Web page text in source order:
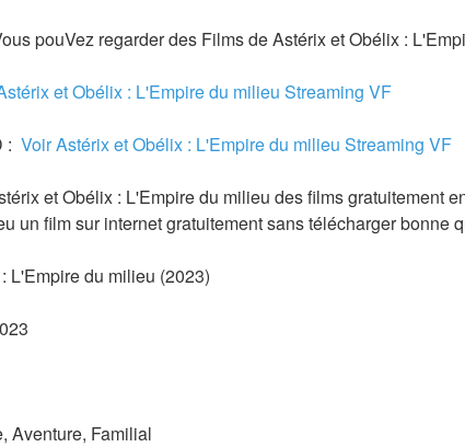
pouVez regarder des Films de Astérix et Obélix :
et Obélix : L'Empire du milieu Streaming VF
: Voir Astérix et Obélix : L'Empire du milieu Streaming VF
et Obélix : L'Empire du milieu des films gratuitement
un film sur internet gratuitement sans télécharger bonne
L'Empire du milieu (2023)
Aventure, Familial